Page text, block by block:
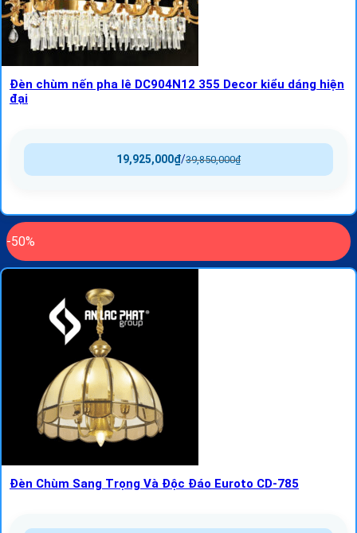
Đèn chùm nến pha lê DC904N12 355 Decor kiểu dáng hiện
đại
39,850,000₫
/
19,925,000₫
-50%
Đèn Chùm Sang Trọng Và Độc Đáo Euroto CD-785